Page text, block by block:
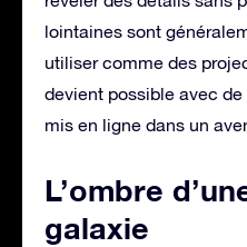
lointaines sont
utiliser comme des
devient possible avec
mis en ligne dans un
L’ombre
galaxie